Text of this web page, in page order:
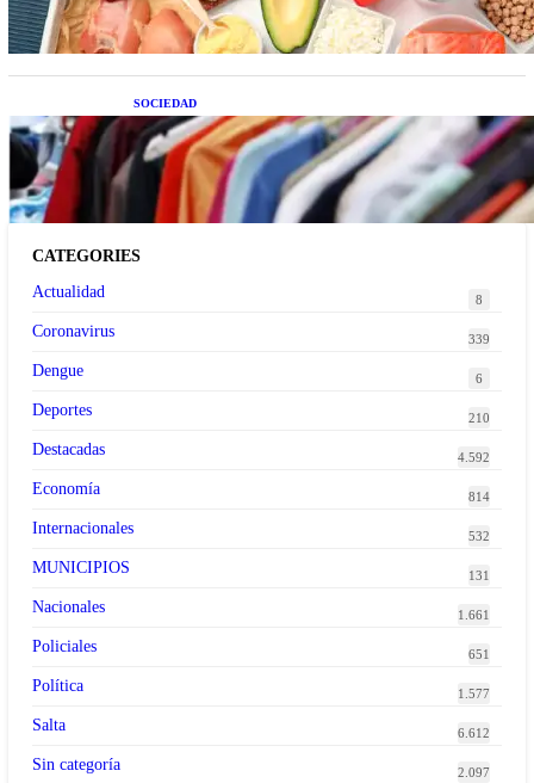
SOCIEDAD
Las grandes marcas globales se suman a la
tendencia de la ropa de segunda mano premium
CATEGORIES
Actualidad
8
Coronavirus 339
Dengue 6
Deportes 210
Destacadas 4.592
Economía 814
Internacionales 532
MUNICIPIOS 131
Nacionales 1.661
Policiales 651
Política 1.577
Salta 6.612
Sin categoría 2.097